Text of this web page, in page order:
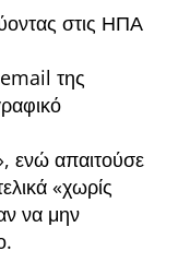
στις ΗΠΑ
της
, ενώ απαιτούσε
χωρίς
να μην